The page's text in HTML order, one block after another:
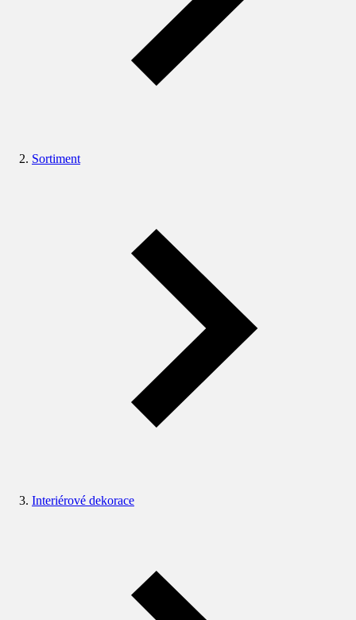
Sortiment
Interiérové dekorace